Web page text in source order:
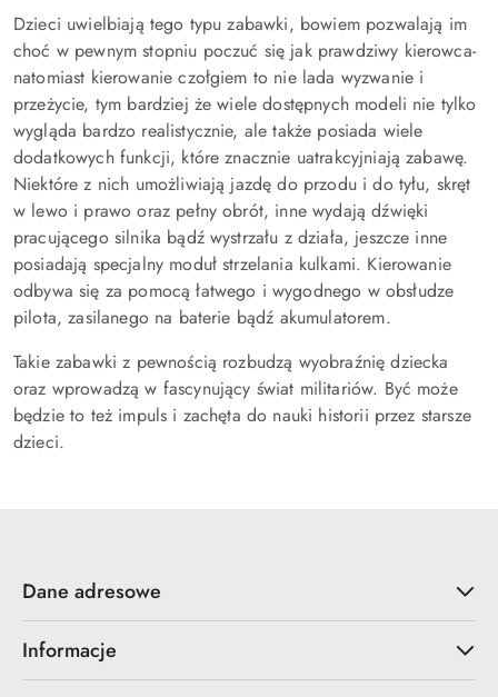
Dzieci uwielbiają tego typu zabawki, bowiem pozwalają im
choć w pewnym stopniu poczuć się jak prawdziwy kierowca-
natomiast kierowanie czołgiem to nie lada wyzwanie i
przeżycie, tym bardziej że wiele dostępnych modeli nie tylko
wygląda bardzo realistycznie, ale także posiada wiele
dodatkowych funkcji, które znacznie uatrakcyjniają zabawę.
Niektóre z nich umożliwiają jazdę do przodu i do tyłu, skręt
w lewo i prawo oraz pełny obrót, inne wydają dźwięki
pracującego silnika bądź wystrzału z działa, jeszcze inne
posiadają specjalny moduł strzelania kulkami. Kierowanie
odbywa się za pomocą łatwego i wygodnego w obsłudze
pilota, zasilanego na baterie bądź akumulatorem.
Takie zabawki z pewnością rozbudzą wyobraźnię dziecka
oraz wprowadzą w fascynujący świat militariów. Być może
będzie to też impuls i zachęta do nauki historii przez starsze
dzieci.
Dane adresowe
Informacje